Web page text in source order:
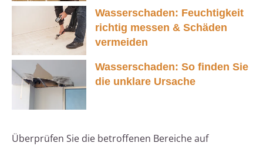
Wasserschaden: Feuchtigkeit
richtig messen & Schäden
vermeiden
Wasserschaden: So finden Sie
die unklare Ursache
Überprüfen Sie die betroffenen Bereiche auf